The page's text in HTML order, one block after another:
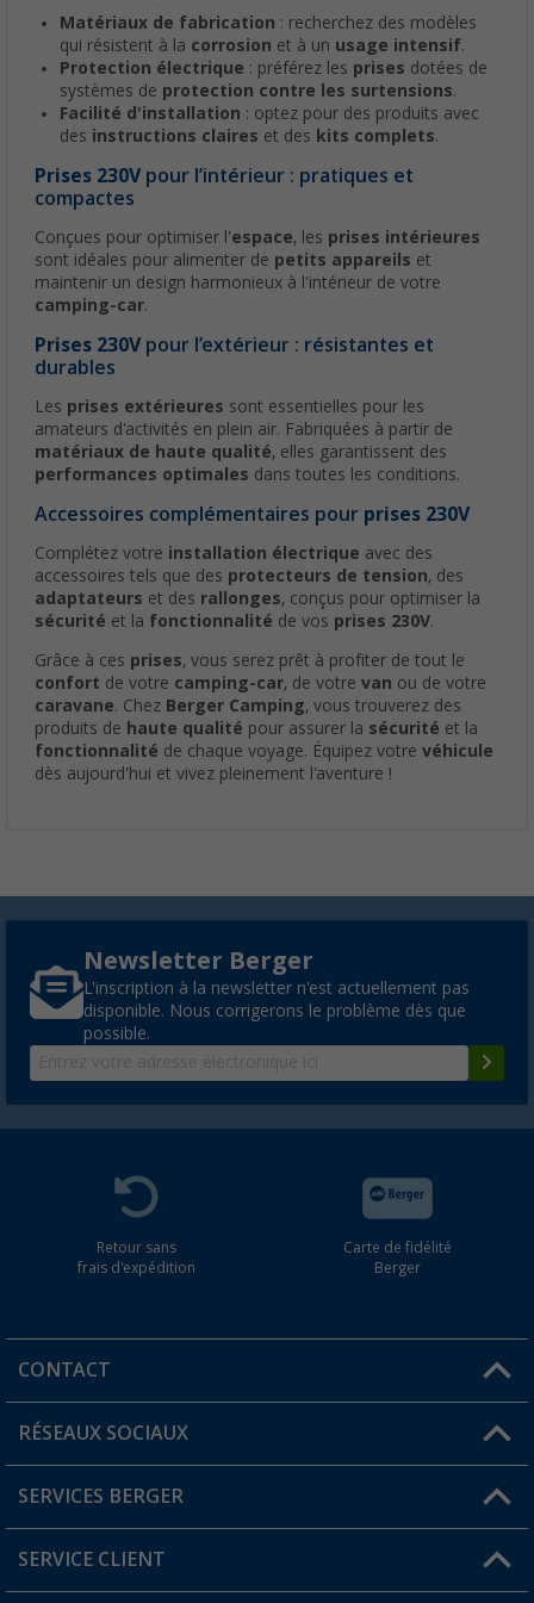
Matériaux de fabrication : recherchez des modèles
qui résistent à la corrosion et à un usage intensif.
Protection électrique : préférez les prises dotées de
systèmes de protection contre les surtensions.
Facilité d'installation : optez pour des produits avec
des instructions claires et des kits complets.
Prises 230Vpour l’intérieur : pratiques et
compactes
Conçues pour optimiser l'espace, les prises intérieures
sont idéales pour alimenter de petits appareils et
maintenir un design harmonieux à l'intérieur de votre
camping-car.
Prises 230Vpour l’extérieur : résistantes et
durables
Les prises extérieures sont essentielles pour les
amateurs d'activités en plein air. Fabriquées à partir de
matériaux de haute qualité, elles garantissent des
performances optimales dans toutes les conditions.
Accessoires complémentaires pour prises 230V
Complétez votre installation électrique avec des
accessoires tels que des protecteurs de tension, des
adaptateurs et des rallonges, conçus pour optimiser la
sécurité et la fonctionnalité de vos prises 230V.
Grâce à ces prises, vous serez prêt à profiter de tout le
confort de votre camping-car, de votre van ou de votre
caravane. Chez Berger Camping, vous trouverez des
produits de haute qualité pour assurer la sécurité et la
fonctionnalité de chaque voyage. Équipez votre véhicule
dès aujourd'hui et vivez pleinement l'aventure !
Newsletter Berger
L'inscription à la newsletter n'est actuellement pas
disponible. Nous corrigerons le problème dès que
possible.
Retour sans
frais d'expédition
Carte de fidélité
Berger
CONTACT
Une question ?
Trouver une magasin
RÉSEAUX SOCIAUX
SERVICES BERGER
Devenir revendeur
SERVICE CLIENT